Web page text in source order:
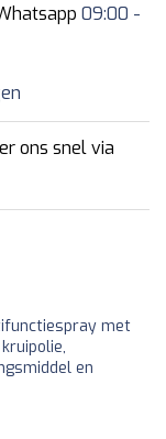
09:00 -
ons snel via
met
en